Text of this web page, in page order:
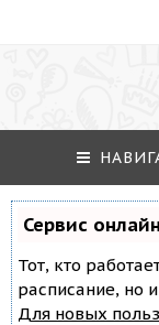
Сервис
Тот, кто
расписание, но
Для новых